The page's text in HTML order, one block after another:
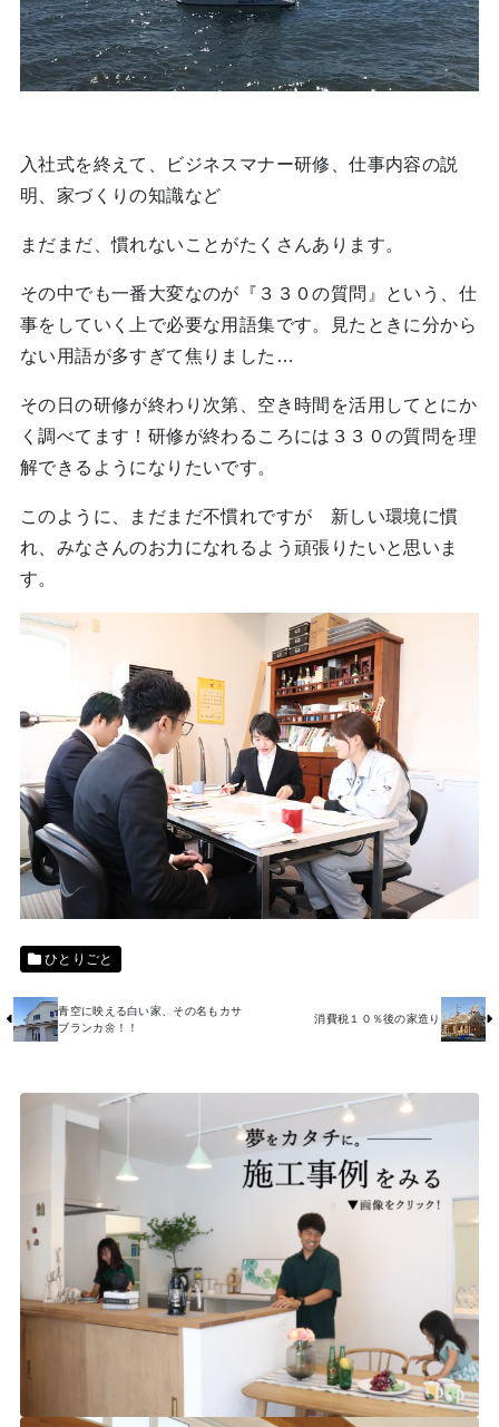
入社式を終えて、ビジネスマナー研修、仕事内容の説
明、家づくりの知識など
まだまだ、慣れないことがたくさんあります。
その中でも一番大変なのが『３３０の質問』という、仕
事をしていく上で必要な用語集です。見たときに分から
ない用語が多すぎて焦りました…
その日の研修が終わり次第、空き時間を活用してとにか
く調べてます！研修が終わるころには３３０の質問を理
解できるようになりたいです。
このように、まだまだ不慣れですが 新しい環境に慣
れ、みなさんのお力になれるよう頑張りたいと思いま
す。
ひとりごと
青空に映える白い家、その名もカサ
ブランカ🌼！！
消費税１０％後の家造り